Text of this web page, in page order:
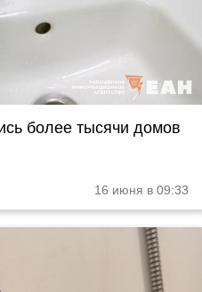
более тысячи домов
16 июня в 09:33